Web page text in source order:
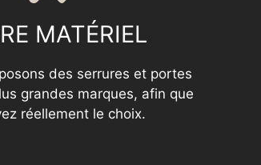
MATÉRIEL
des serrures et portes
grandes marques, afin que
réellement le choix.